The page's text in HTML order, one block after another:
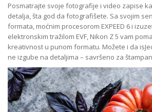
Posmatrajte svoje fotografije i video zapise
detalja, šta god da fotografišete. Sa svojim
formata, moćnim procesorom EXPEED 6 i
elektronskim tražilom EVF, Nikon Z 5 vam
kreativnost u punom formatu. Možete i da
ne izgube na detaljima – savršeno za